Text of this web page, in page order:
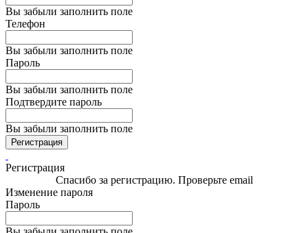
Вы забыли заполнить поле
Телефон
Вы забыли заполнить поле
Пароль
Вы забыли заполнить поле
Подтвердите пароль
Вы забыли заполнить поле
Регистрация
Регистрация
Спасибо за регистрацию. Проверьте email
Изменение пароля
Пароль